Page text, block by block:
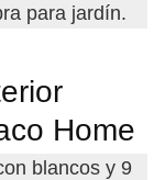
para jardín.
Home
blancos y 9